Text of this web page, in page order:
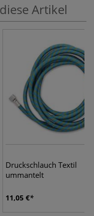
Artikel
Druckschlauch Textil
ummantelt
11,05 €